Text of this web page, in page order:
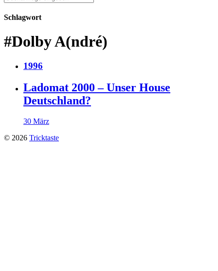
nach:
Schlagwort
#Dolby A(ndré)
1996
Ladomat 2000 – Unser House
Deutschland?
30 März
© 2026 Tricktaste